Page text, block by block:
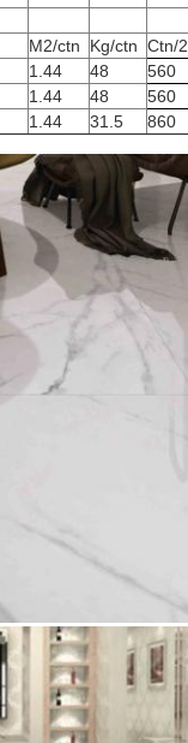
M2/ctn Kg/ctn Ctn/
1.44 48
560
1.44 48
560
1.44 31.5
860